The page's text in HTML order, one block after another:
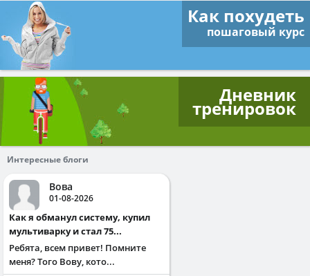
Как похудеть
пошаговый курс
Дневник
тренировок
Интересные блоги
Вова
01-08-2026
Как я обманул систему, купил
мультиварку и стал 75...
Ребята, всем привет! Помните
меня? Того Вову, кото...